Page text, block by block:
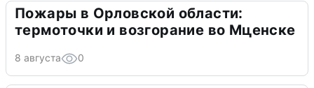
Пожары в Орловской области:
термоточки и возгорание во Мценске
8 августа 0